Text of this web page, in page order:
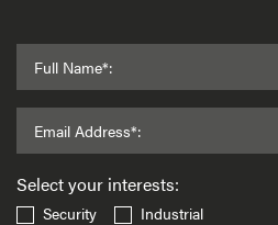
Full Name*:
Email Address*:
Select your interests:
Security
Industrial